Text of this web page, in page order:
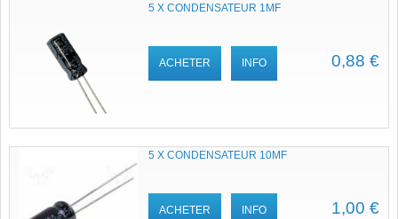
5 X CONDENSATEUR 1ΜF
0,88 €
ACHETER INFO
5 X CONDENSATEUR 10ΜF
1,00 €
ACHETER INFO